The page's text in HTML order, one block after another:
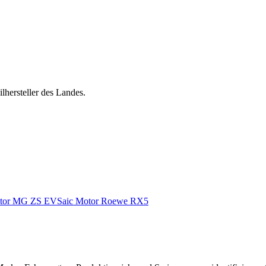
des Landes.
MG ZS EVSaic Motor Roewe RX5